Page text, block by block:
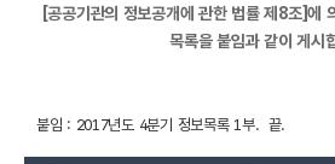
[공공기관의 정보공개에 관한 법률 제8조]에
목록을 붙임과 같이 게시
붙임 : 2017년도 4분기 정보목록 1부. 끝.